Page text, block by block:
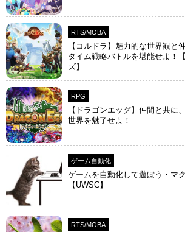
RTS/MOBA
【コルドラ】魅力的な世界観と
タイム戦略バトルを堪能せよ！
ズ】
RPG
【ドラゴンエッグ】仲間と共に
世界を魅了せよ！
ゲーム自動化
ゲームを自動化して遊ぼう・マ
【UWSC】
RTS/MOBA